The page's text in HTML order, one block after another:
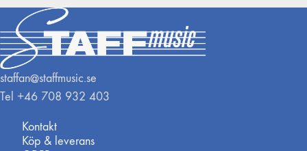
staffan@staffmusic.se
Tel +46 708 932 403
Kontakt
Köp & leverans